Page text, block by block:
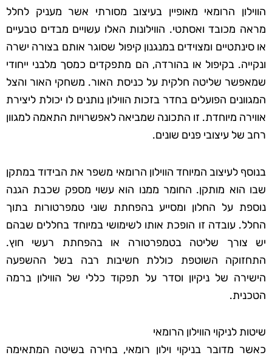
הווילון הרומאי מאופיין בעיצוב מסורתי אשר מעניק לחלל
מראה מכובד ואסתטי. הווילונות האלו עשויים מבדים טבעיים
או סינתטיים ומצוידים במנגנון קיפול שסוגר אותם בצורה ישרה
ונקייה. בקיפול או בהורדה, הם מתפקדים כמסך מלבני ייחודי
שמאפשר שליטה חלקית על כניסת האור. משחקי האור והצל
המגוונים הפועלים בחדר בזכות הווילון נותנים לו יכולת ליצירת
אווירה מיוחדת. זו התכונה שמביאה לאפשרויות התאמה למגוון
רחב של עיצובי פנים שונים.
בנוסף לעיצוב המיוחד הווילון הרומאי משפר את הבידוד במתקן
שבו הוא מותקן. החומר ממנו הוא עשוי מספק שכבת הגנה
נוספת על החלון ומסייע בהפחתת שוני טמפרטורות בתוך
החלל. עובדה זו הופכת אותו לשימושי במיוחד בחללים שבהם
יש צורך שליטה בטמפרטורה או בהפחתת רעשי חוץ.
התחזוקה השוטפת כוללת חשיבות רבה בשל ההשפעה
הישירה של ניקיון וסדר על תפקוד כללי של הווילון ברמה
הטכנית.
שיטות לניקוי הווילון הרומאי
כאשר מדובר בניקוי וילון רומאי, בחירה בשיטה המתאימה